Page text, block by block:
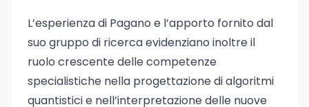
L’esperienza di Pagano e l’apporto fornito dal
suo gruppo di ricerca evidenziano inoltre il
ruolo crescente delle competenze
specialistiche nella progettazione di algoritmi
quantistici e nell’interpretazione delle nuove